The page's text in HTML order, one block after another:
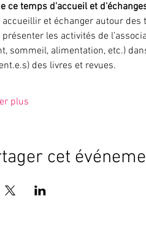
ce temps d'accueil et
accueillir et échanger autour des
les activités de
sommeil, alimentation, etc.)
des livres et revues.
plus
cet